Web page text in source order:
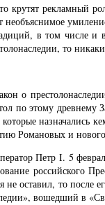
крутят рекламный
необъяснимое
в том числе
то
о
по этому древнему
которые
Романовых и
Петр I. 5
российского
не оставил, то после
вошедший в